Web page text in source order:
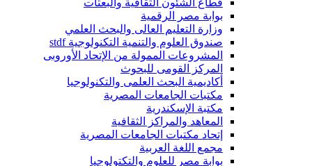
بوابة مصر الرقمية
وزارة التعليم العالى والبحث العلمي
صندوق العلوم والتنمية التكنولوجية stdf
المشروعات الممولة من الإتحاد الأوروبى
المركز القومى للبحوث
أكاديمية البحث العلمى والتكنولوجيا
مكتبات الجامعات المصرية
مكتبة الإسكندرية
المعاهد والمراكز الثقافية
إتحاد مكتبات الجامعات المصرية
مجمع اللغة العربية
بوابة مصر للعلوم والتكتولوجيا